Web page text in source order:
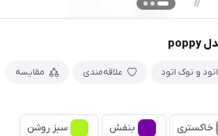
اتود و نوک اتود علاقه‌مندی مقایسه
خاکستری بنفش سبز روشن